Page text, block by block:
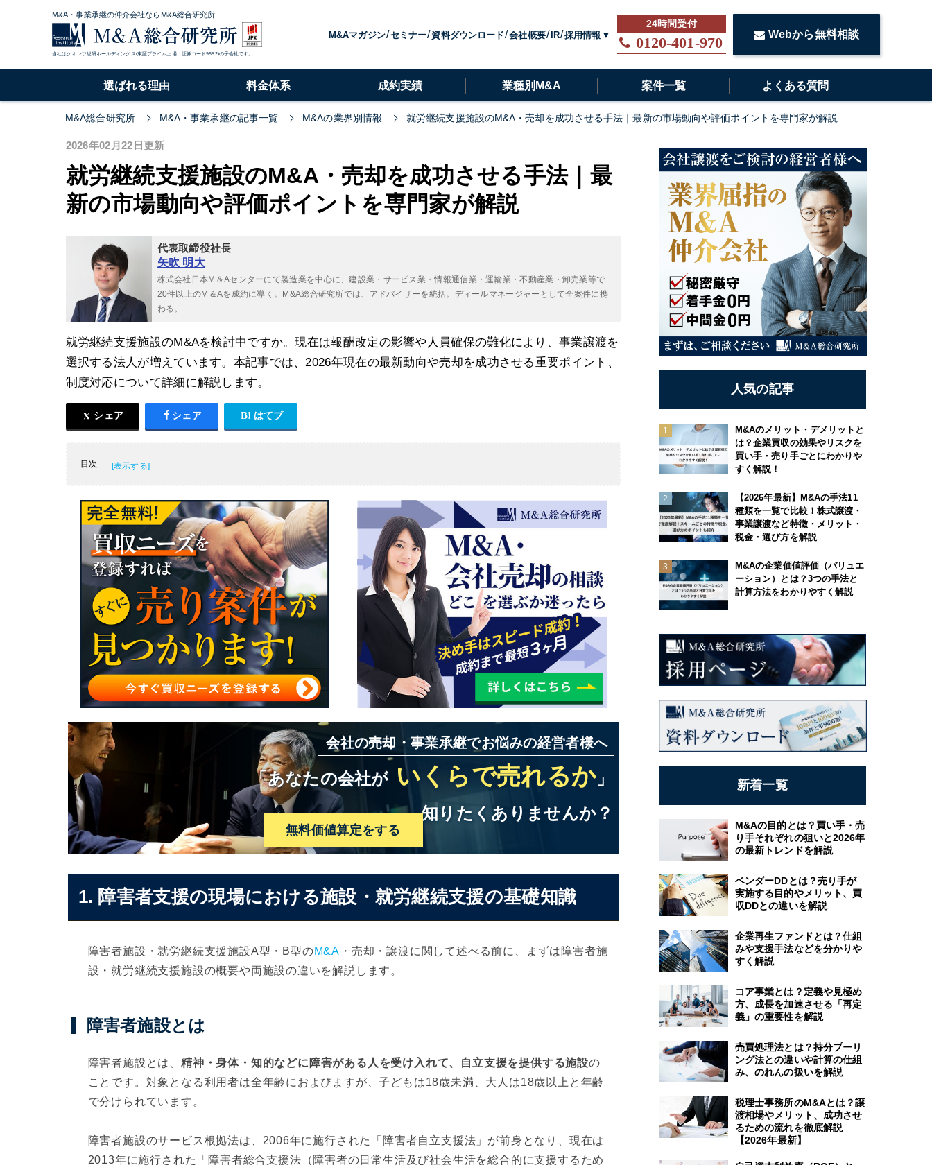
M&A・事業承継の仲介会社ならM&A総合研究所
当社はクオンツ総研ホールディングス(東証プライム上場、証券コード9552)の子会社です。
M&Aマガジン セミナー 資料ダウンロード 会社概要 IR 採用情報 0120-401-970 Webから無料相談
選ばれる理由 料金体系 成約実績 業種別M&A 案件一覧 よくある質問
M&A総合研究所 M&A・事業承継の記事一覧 M&Aの業界別情報 就労継続支援施設のM&A・売却を成功させる手法｜最新の市場動向や評価ポイントを専門家が解説
2026年02月22日更新
就労継続支援施設のM&A・売却を成功させる手法｜最
新の市場動向や評価ポイントを専門家が解説
代表取締役社長
矢吹 明大
株式会社日本M＆Aセンターにて製造業を中心に、建設業・サービス業・情報通信業・運輸業・不動産業・卸売業等で
20件以上のM＆Aを成約に導く。M&A総合研究所では、アドバイザーを統括。ディールマネージャーとして全案件に携
わる。
就労継続支援施設のM&Aを検討中ですか。現在は報酬改定の影響や人員確保の難化により、事業譲渡を
選択する法人が増えています。本記事では、2026年現在の最新動向や売却を成功させる重要ポイント、
制度対応について詳細に解説します。
シェア シェア はてブ
目次
就労継続支援施設のM&Aにおける最新動向と市場環境
2026年現在の就労継続支援施設がM&A・売却を選択する背景
就労継続支援施設のM&Aにおける最新の評価ポイントと査定基準
就労継続支援施設をM&A・売却するメリット・デメリット
障害者施設・就労継続支援施設A型/B型のM&A・売却・譲渡の案件例
障害者施設・就労継続支援施設A型/B型のM&A・売却・譲渡の事例
障害者施設・就労継続支援施設A型/B型をM&A・売却・譲渡する際の注意点
障害者施設・就労継続支援施設A型・B型のM&Aにおすすめの相談先
障害者施設・就労継続支援施設A型・B型のM&A・売却・譲渡のまとめ
会社の売却・事業承継でお悩みの経営者様へ
「あなたの会社が いくらで売れるか 」
知りたくありませんか？
無料価値算定をする
1. 障害者支援の現場における施設・就労継続支援の基礎知識
障害者施設・就労継続支援施設A型・B型のM&A ・売却・譲渡に関して述べる前に、まずは障害者施
設・就労継続支援施設の概要や両施設の違いを解説します。
障害者施設とは
障害者施設とは、 精神・身体・知的などに障害がある人を受け入れて、自立支援を提供する施設の
ことです。対象となる利用者は全年齢におよびますが、子どもは18歳未満、大人は18歳以上と年齢
で分けられています。
障害者施設のサービス根拠法は、2006年に施行された「障害者自立支援法」が前身となり、現在は
2013年に施行された「障害者総合支援法（障害者の日常生活及び社会生活を総合的に支援するため
人気の記事
M&Aのメリット・デメリットと
は？企業買収の効果やリスクを
買い手・売り手ごとにわかりや
すく解説！
【2026年最新】M&Aの手法11
種類を一覧で比較！株式譲渡・
事業譲渡など特徴・メリット・
税金・選び方を解説
M&Aの企業価値評価（バリュエ
ーション）とは？3つの手法と
計算方法をわかりやすく解説
新着一覧
M&Aの目的とは？買い手・売
り手それぞれの狙いと2026年
の最新トレンドを解説
ベンダーDDとは？売り手が
実施する目的やメリット、買
収DDとの違いを解説
企業再生ファンドとは？仕組
みや支援手法などを分かりや
すく解説
コア事業とは？定義や見極め
方、成長を加速させる「再定
義」の重要性を解説
売買処理法とは？持分プーリ
ング法との違いや計算の仕組
み、のれんの扱いを解説
税理士事務所のM&Aとは？譲
渡相場やメリット、成功させ
るための流れを徹底解説
【2026年最新】